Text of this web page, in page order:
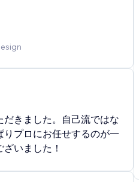
きました。自己流ではな
りプロにお任せするのが一
いました！